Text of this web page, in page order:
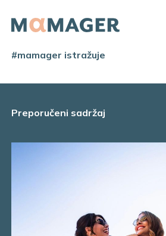
#mamager istražuje
Preporučeni sadržaj